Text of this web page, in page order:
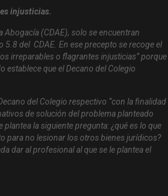
injusticias.
Abogacía (CDAE), solo se encuentran
del CDAE. En ese precepto se recoge el
irreparables o flagrantes injusticias” porque
establece que el Decano del Colegio
del Colegio respectivo “con la finalidad
de solución del problema planteado
la siguiente pregunta: ¿qué es lo que
para no lesionar los otros bienes jurídicos?
dar al profesional al que se le plantea el